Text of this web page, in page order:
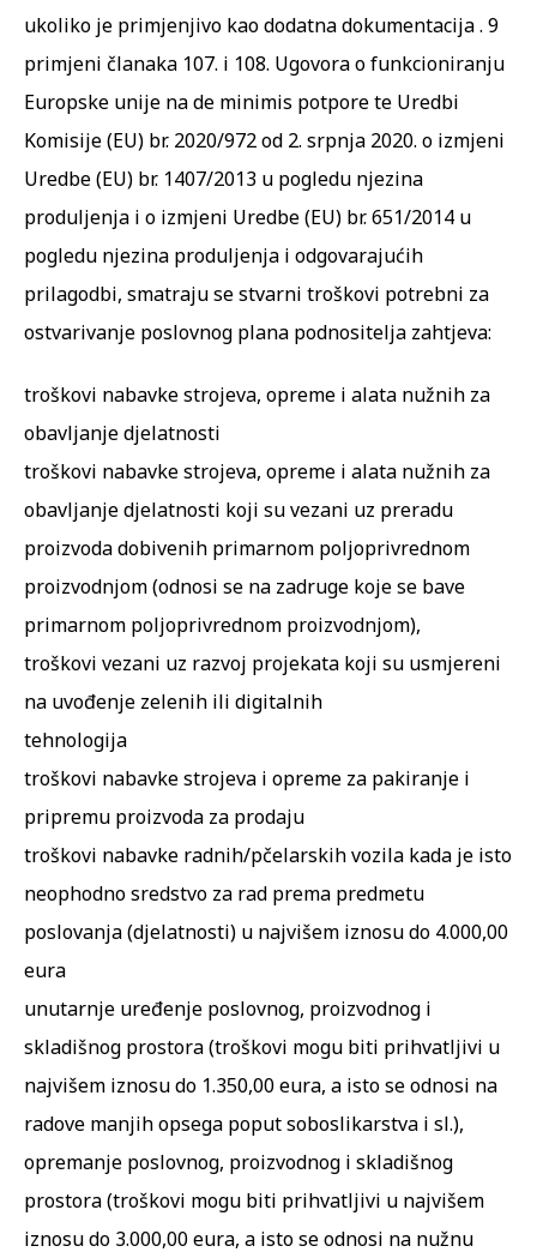
ukoliko je primjenjivo kao dodatna dokumentacija . 9
primjeni članaka 107. i 108. Ugovora o funkcioniranju
Europske unije na de minimis potpore te Uredbi
Komisije (EU) br. 2020/972 od 2. srpnja 2020. o izmjeni
Uredbe (EU) br. 1407/2013 u pogledu njezina
produljenja i o izmjeni Uredbe (EU) br. 651/2014 u
pogledu njezina produljenja i odgovarajućih
prilagodbi, smatraju se stvarni troškovi potrebni za
ostvarivanje poslovnog plana podnositelja zahtjeva:
troškovi nabavke strojeva, opreme i alata nužnih za
obavljanje djelatnosti
troškovi nabavke strojeva, opreme i alata nužnih za
obavljanje djelatnosti koji su vezani uz preradu
proizvoda dobivenih primarnom poljoprivrednom
proizvodnjom (odnosi se na zadruge koje se bave
primarnom poljoprivrednom proizvodnjom),
troškovi vezani uz razvoj projekata koji su usmjereni
na uvođenje zelenih ili digitalnih
tehnologija
troškovi nabavke strojeva i opreme za pakiranje i
pripremu proizvoda za prodaju
troškovi nabavke radnih/pčelarskih vozila kada je isto
neophodno sredstvo za rad prema predmetu
poslovanja (djelatnosti) u najvišem iznosu do 4.000,00
eura
unutarnje uređenje poslovnog, proizvodnog i
skladišnog prostora (troškovi mogu biti prihvatljivi u
najvišem iznosu do 1.350,00 eura, a isto se odnosi na
radove manjih opsega poput soboslikarstva i sl.),
opremanje poslovnog, proizvodnog i skladišnog
prostora (troškovi mogu biti prihvatljivi u najvišem
iznosu do 3.000,00 eura, a isto se odnosi na nužnu